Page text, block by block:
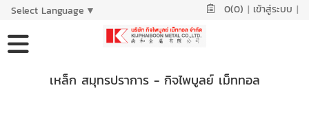
Select Language ▼ 0(0) | เข้าสู่ระบบ |
เหล็ก สมุทรปราการ - กิจไพบูลย์ เม็ททอล